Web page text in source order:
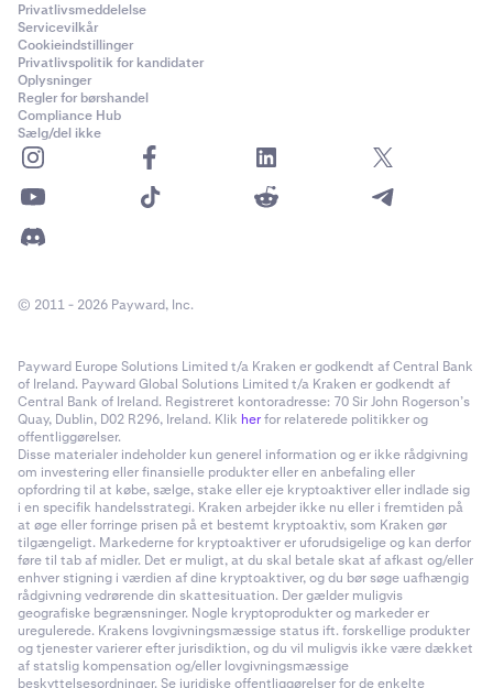
Privatlivsmeddelelse
Servicevilkår
Cookieindstillinger
Privatlivspolitik for kandidater
Oplysninger
Regler for børshandel
Compliance Hub
Sælg/del ikke
© 2011 - 2026 Payward, Inc.
Payward Europe Solutions Limited t/a Kraken er godkendt af Central Bank
of Ireland. Payward Global Solutions Limited t/a Kraken er godkendt af
Central Bank of Ireland. Registreret kontoradresse: 70 Sir John Rogerson’s
Quay, Dublin, D02 R296, Ireland. Klik herfor relaterede politikker og
offentliggørelser.
Disse materialer indeholder kun generel information og er ikke rådgivning
om investering eller finansielle produkter eller en anbefaling eller
opfordring til at købe, sælge, stake eller eje kryptoaktiver eller indlade sig
i en specifik handelsstrategi. Kraken arbejder ikke nu eller i fremtiden på
at øge eller forringe prisen på et bestemt kryptoaktiv, som Kraken gør
tilgængeligt. Markederne for kryptoaktiver er uforudsigelige og kan derfor
føre til tab af midler. Det er muligt, at du skal betale skat af afkast og/eller
enhver stigning i værdien af dine kryptoaktiver, og du bør søge uafhængig
rådgivning vedrørende din skattesituation. Der gælder muligvis
geografiske begrænsninger. Nogle kryptoprodukter og markeder er
uregulerede. Krakens lovgivningsmæssige status ift. forskellige produkter
og tjenester varierer efter jurisdiktion, og du vil muligvis ikke være dækket
af statslig kompensation og/eller lovgivningsmæssige
beskyttelsesordninger. Se juridiske offentliggørelser for de enkelte